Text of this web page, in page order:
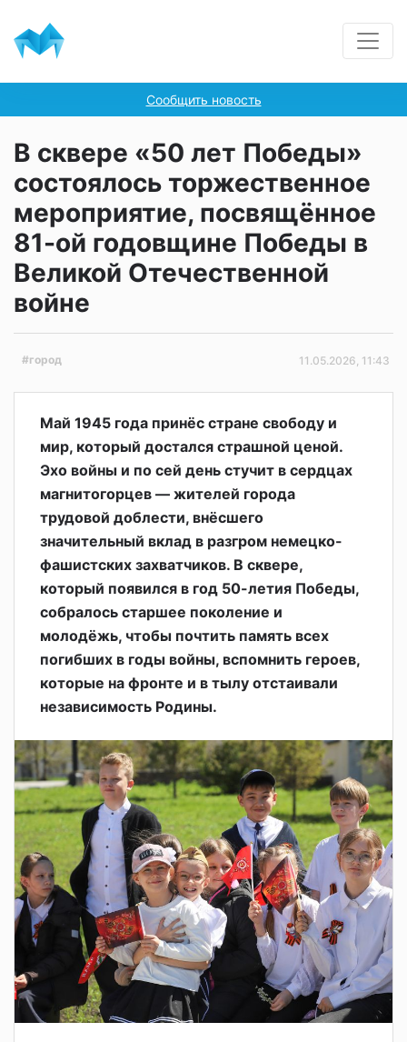
Сообщить новость
В сквере «50 лет Победы»
состоялось торжественное
мероприятие, посвящённое
81-ой годовщине Победы в
Великой Отечественной
войне
#город 11.05.2026, 11:43
Май 1945 года принёс стране свободу и
мир, который достался страшной ценой.
Эхо войны и по сей день стучит в сердцах
магнитогорцев — жителей города
трудовой доблести, внёсшего
значительный вклад в разгром немецко-
фашистских захватчиков. В сквере,
который появился в год 50-летия Победы,
собралось старшее поколение и
молодёжь, чтобы почтить память всех
погибших в годы войны, вспомнить героев,
которые на фронте и в тылу отстаивали
независимость Родины.